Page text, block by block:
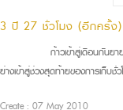
3 ปี 27 ชั่วโมง (อีกครั้ง)
ก้าวเข้าสู่เดือนกันยายน
ย่างเข้าสู่ช่วงสุดท้ายของการเก็บชั่
Create : 07 May 2010